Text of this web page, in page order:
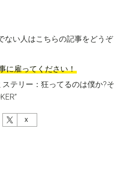
ない人はこちらの記事をどうぞ
に雇ってください！
ステリー：狂ってるのは僕か?そ
X